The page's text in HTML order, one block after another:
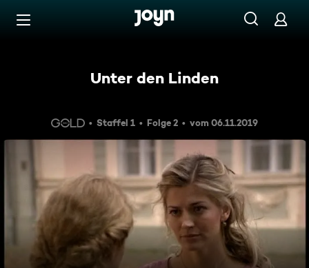
Zum Inhalt springen
Unter den Linden
Staffel 1 Folge 2 vom 06.11.2019